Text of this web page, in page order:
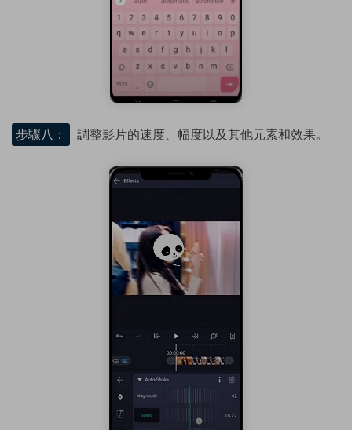
步驟八： 調整影片的速度、幅度以及其他元素和效果。